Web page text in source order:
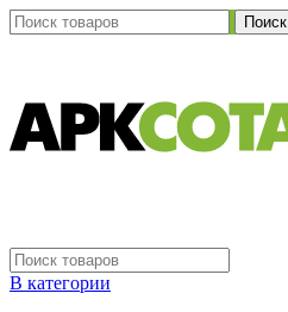
Поиск
В категории